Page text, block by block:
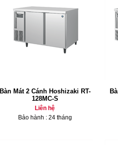
Bàn Mát 2 Cánh Hoshizaki RT-
128MC-S
Liên hệ
Bảo hành : 24 tháng